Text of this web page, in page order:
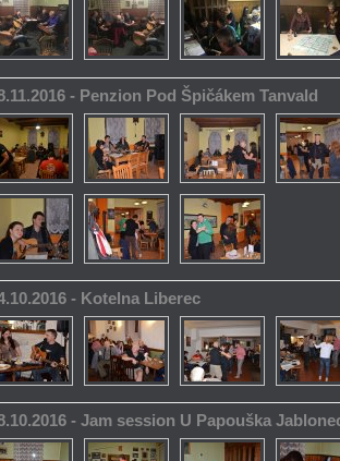
- Penzion Pod Špičákem Tanvald
- Kotelna Liberec
- Jam session U Papouška